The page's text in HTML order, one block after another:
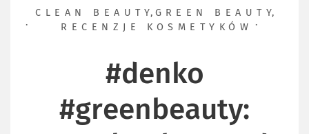
CLEAN BEAUTY, GREEN BEAUTY,
RECENZJE KOSMETYKÓW
#denko
#greenbeauty: